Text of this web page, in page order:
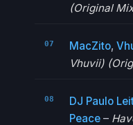
(Original
MacZito,
Vhuvii)
DJ Paulo
Peace–